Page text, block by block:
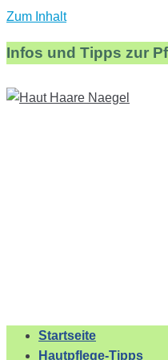
Zum Inhalt
Infos und Tipps zur
Startseite
Hautpflege-Tipps